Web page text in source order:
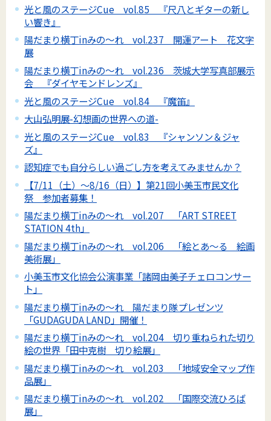
光と風のステージCue vol.85 『尺八とギターの新し
い響き』
陽だまり横丁inみの～れ vol.237 開運アート 花文字
展
陽だまり横丁inみの～れ vol.236 茨城大学写真部展示
会 『ダイヤモンドレンズ』
光と風のステージCue vol.84 『魔笛』
大山弘明展-幻想画の世界への道-
光と風のステージCue vol.83 『シャンソン＆ジャ
ズ』
認知症でも自分らしい過ごし方を考えてみませんか？
【7/11（土）～8/16（日）】第21回小美玉市民文化
祭 参加者募集！
陽だまり横丁inみの～れ vol.207 「ART STREET
STATION 4th」
陽だまり横丁inみの～れ vol.206 「絵とあ～る 絵画
美術展」
小美玉市文化協会公演事業「諸岡由美子チェロコンサー
ト」
陽だまり横丁inみの～れ 陽だまり隊プレゼンツ
「GUDAGUDA LAND」開催！
陽だまり横丁inみの～れ vol.204 切り重ねられた切り
絵の世界「田中克樹 切り絵展」
陽だまり横丁inみの～れ vol.203 「地域安全マップ作
品展」
陽だまり横丁inみの～れ vol.202 「国際交流ひろば
展」